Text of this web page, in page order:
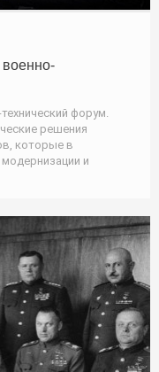
форум.
решения
которые в
и